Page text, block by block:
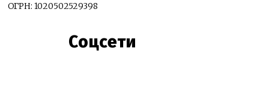
ОГРН: 1020502529398
Соцсети